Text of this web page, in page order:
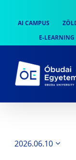
content
AI CAMPUS
E-LEARNING
2026.06.10